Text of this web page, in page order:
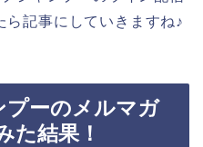
ら記事にしていきますね♪
ーのメルマガ
た結果！